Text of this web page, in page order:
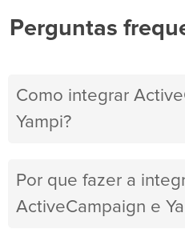
Perguntas
Como integrar
Yampi?
Por que fazer a
ActiveCampaign e